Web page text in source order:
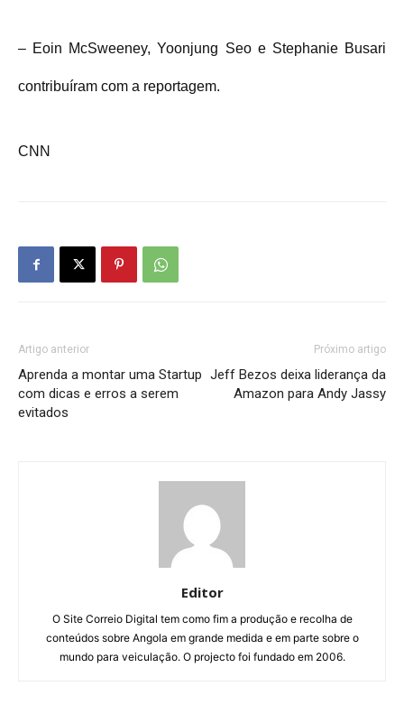
– Eoin McSweeney, Yoonjung Seo e Stephanie Busari
contribuíram com a reportagem.
CNN
Artigo anterior
Aprenda a montar uma Startup
com dicas e erros a serem
evitados
Próximo artigo
Jeff Bezos deixa liderança da
Amazon para Andy Jassy
Editor
O Site Correio Digital tem como fim a produção e recolha de
conteúdos sobre Angola em grande medida e em parte sobre o
mundo para veiculação. O projecto foi fundado em 2006.